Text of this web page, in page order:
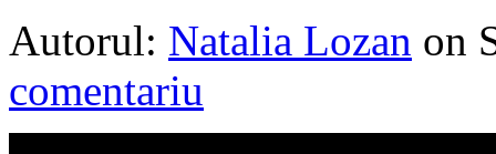
Autorul: Natalia Lozan on
comentariu